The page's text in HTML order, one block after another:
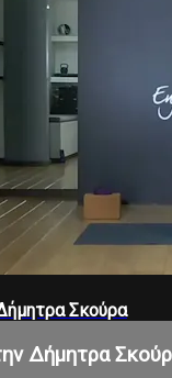
Σκούρα
Δήμητρα